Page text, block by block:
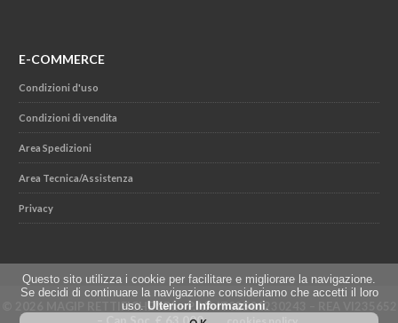
E-COMMERCE
Condizioni d'uso
Condizioni di vendita
Area Spedizioni
Area Tecnica/Assistenza
Privacy
© 2026 MAGIP RETTIFICHE SRL - P.IVA IT02501230243 – REA VI235652
Questo sito utilizza i cookie per facilitare e migliorare la navigazione.
Se decidi di continuare la navigazione consideriamo che accetti il loro
uso. Ulteriori Informazioni.